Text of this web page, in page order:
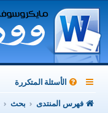
الأسئلة المتكررة
فهرس المنتدى
بحث